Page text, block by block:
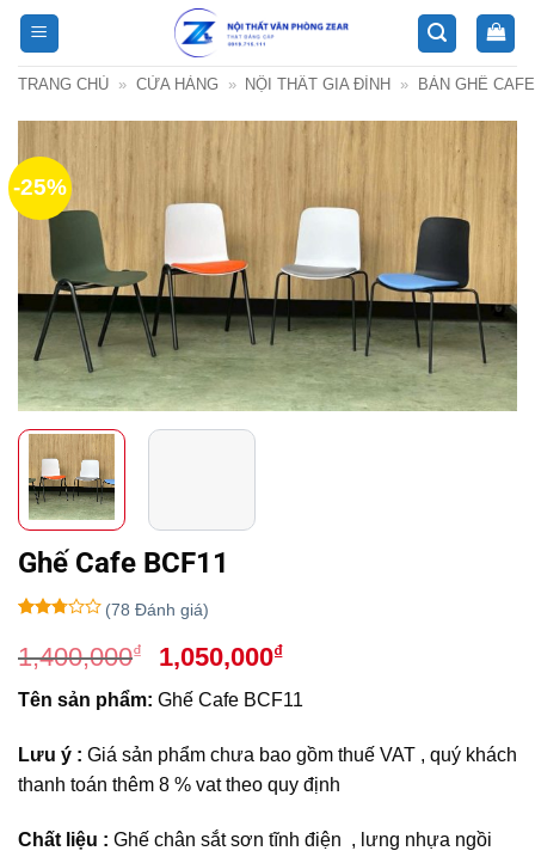
Bỏ
qua
nội
TRANG CHỦ » CỬA HÀNG » NỘI THẤT GIA ĐÌNH » BÀN GHẾ CAFE
-25%
Ghế Cafe BCF11
trên
dựa
trên
giá
(78 Đánh giá)
1,400,000₫
Giá
gốc
là:
1,400,000₫.
1,050,000₫Giá
tại
là:
1,050,000₫.
Tên sản phẩm: Ghế Cafe BCF11
Lưu ý : Giá sản phẩm chưa bao gồm thuế VAT , quý khách
thanh toán thêm 8 % vat theo quy định
Chất liệu : Ghế chân sắt sơn tĩnh điện , lưng nhựa ngồi